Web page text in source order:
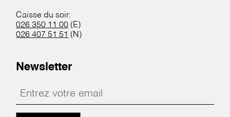
Caisse du soir:
026 350 11 00 (E)
026 407 51 51 (N)
Newsletter